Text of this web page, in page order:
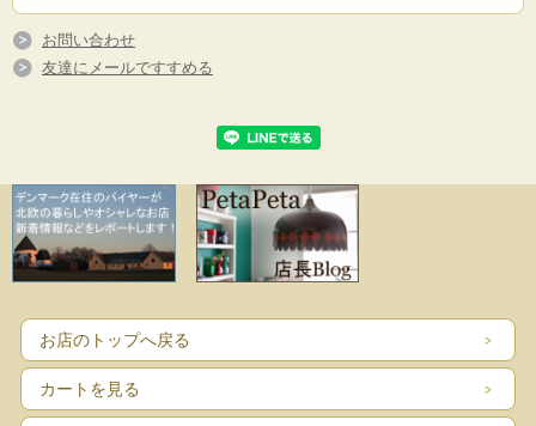
幾何学模様のモダンな雰囲気が魅力です。インテリアのアクセントにいかがでし
ょうか。当店初入荷の作品です。
■製造国：スウェーデン
■デザイン：Olle Alberius（ オーレ・アルベリウス）
■メーカー：Rorstrand
■サイズ ：31×29ｃｍ
■コンディション：目立つダメージなく、よいヴィンテージコンディションです。
お問い合わせ
友達にメールですすめる
お店のトップへ戻る
カートを見る